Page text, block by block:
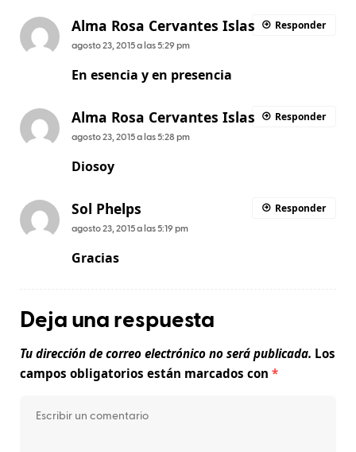
Alma Rosa Cervantes Islas
agosto 23, 2015 a las 5:29 pm
En esencia y en presencia
Responder
Alma Rosa Cervantes Islas
agosto 23, 2015 a las 5:28 pm
Diosoy
Responder
Sol Phelps
agosto 23, 2015 a las 5:19 pm
Gracias
Responder
Deja una respuesta
Tu dirección de correo electrónico no será publicada. Los
campos obligatorios están marcados con *